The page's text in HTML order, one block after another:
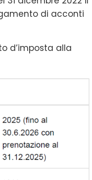
di acconti
d’imposta alla